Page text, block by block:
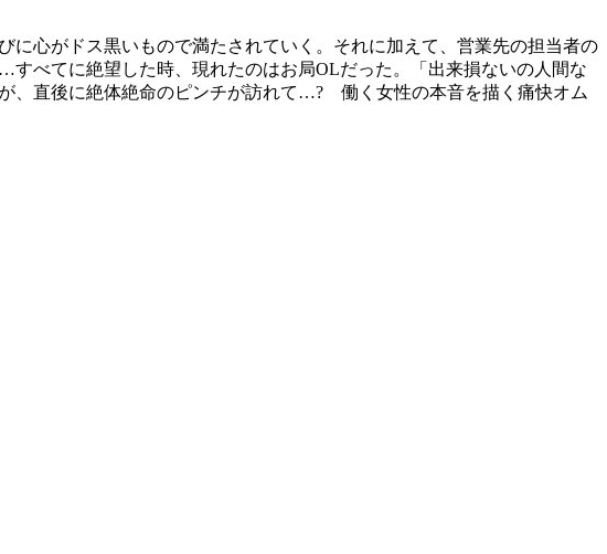
心がドス黒いもので満たされていく。それに加えて、営業先の担当者の
べてに絶望した時、現れたのはお局OLだった。「出来損ないの人間な
、直後に絶体絶命のピンチが訪れて…? 働く女性の本音を描く痛快オム